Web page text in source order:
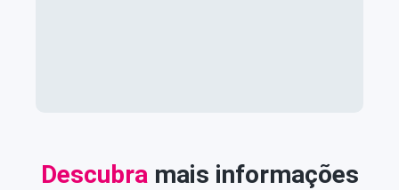
Descubra mais informações